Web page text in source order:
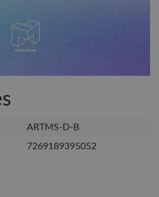
ARTMS-D-B
7269189395052